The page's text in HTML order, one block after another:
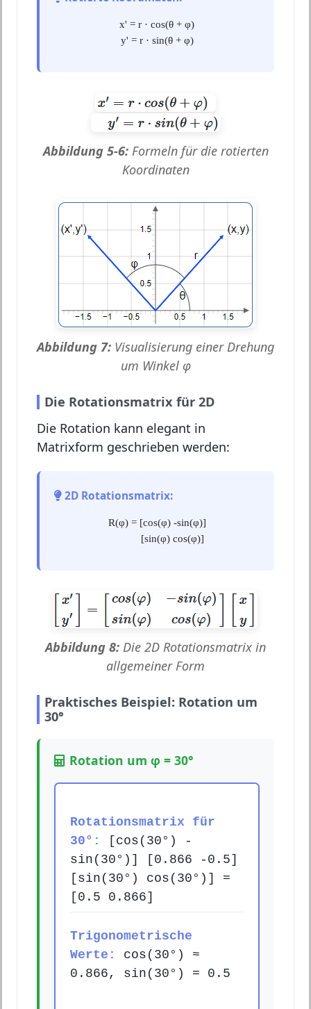
x' = r · cos(θ + φ)
y' = r · sin(θ + φ)
Abbildung 5-6:Formeln für die rotierten
Koordinaten
Abbildung 7: Visualisierung einer Drehung
um Winkel φ
Die Rotationsmatrix für 2D
Die Rotation kann elegant in
Matrixform geschrieben werden:
2D Rotationsmatrix:
R(φ) = [cos(φ) -sin(φ)]
[sin(φ) cos(φ)]
Abbildung 8: Die 2D Rotationsmatrix in
allgemeiner Form
Praktisches Beispiel: Rotation um
30°
Rotation um φ = 30°
Rotationsmatrix für
30°:
[cos(30°) -
sin(30°)] [0.866 -0.5]
[sin(30°) cos(30°)] =
[0.5 0.866]
Trigonometrische
Werte:
cos(30°) ≈
0.866, sin(30°) = 0.5